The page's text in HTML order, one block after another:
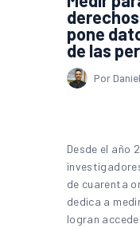
pone
de las
Por
Desde el año
de cuarenta
dedica a
logran